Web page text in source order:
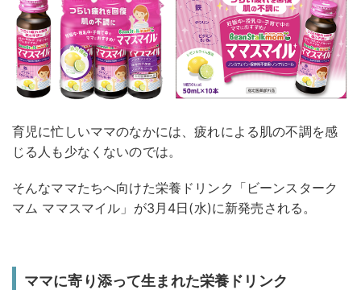
育児に忙しいママのなかには、疲れによる肌の不調を感
じる人も少なくないのでは。
そんなママたちへ向けた栄養ドリンク「ビーンスターク
マム ママスマイル」が3月4日(水)に新発売される。
ママに寄り添って生まれた栄養ドリンク